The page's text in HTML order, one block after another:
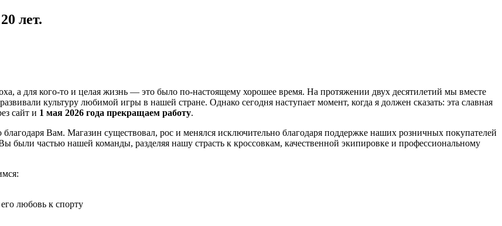
лет.
а для кого-то и целая жизнь — это было по-настоящему хорошее время. На протяжении двух десятилетий мы вместе
культуру любимой игры в нашей стране. Однако сегодня наступает момент, когда я должен сказать: эта славная
сайт и 1 мая 2026 года прекращаем работу.
Вам. Магазин существовал, рос и менялся исключительно благодаря поддержке наших розничных покупателей
частью нашей команды, разделяя нашу страсть к кроссовкам, качественной экипировке и профессиональному
любовь к спорту